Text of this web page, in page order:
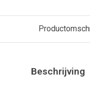
Beschrijving